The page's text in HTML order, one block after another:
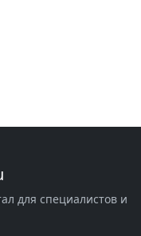
для специалистов и